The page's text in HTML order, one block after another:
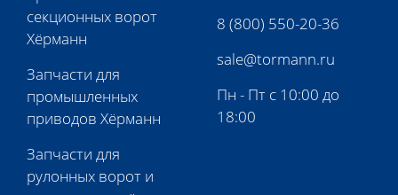
секционных ворот
Хёрманн
Запчасти для
промышленных
приводов Хёрманн
Запчасти для
рулонных ворот и
8 (800) 550-20-36
sale@tormann.ru
Пн - Пт с 10:00 до
18:00